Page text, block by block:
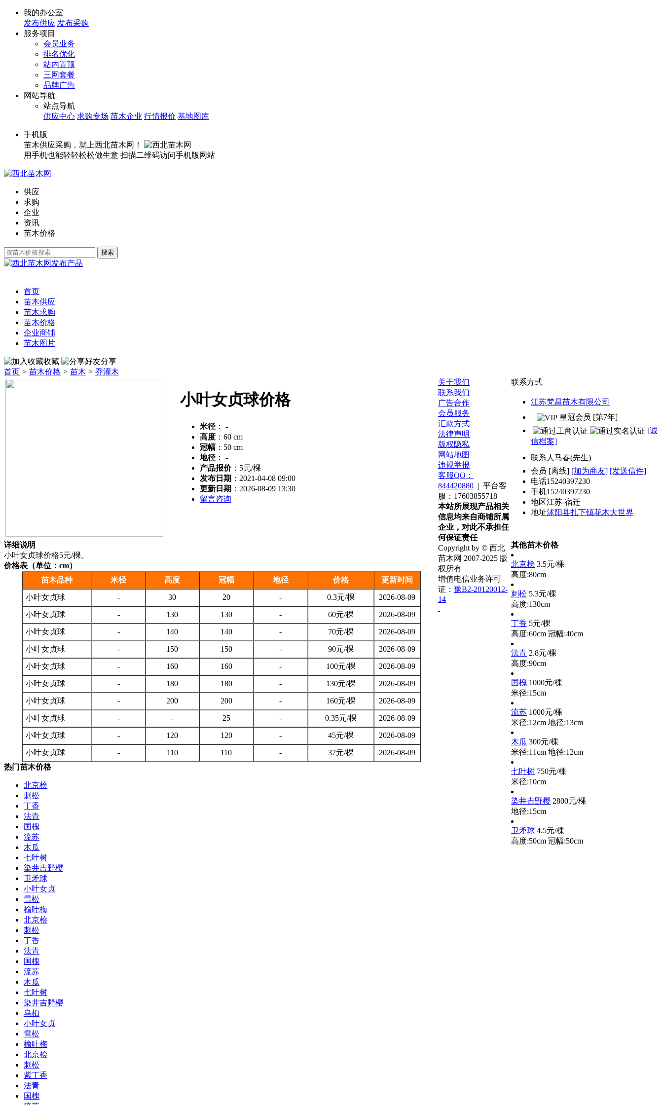
我的办公室
发布供应 发布采购
服务项目
会员业务
排名优化
站内置顶
三网套餐
品牌广告
网站导航
站点导航
供应中心 求购专场 苗木企业 行情报价 基地图库
手机版
苗木供应采购，就上西北苗木网！
用手机也能轻轻松松做生意 扫描二维码访问手机版网站
供应
求购
企业
资讯
苗木价格
发布产品
首页
苗木供应
苗木求购
苗木价格
企业商铺
苗木图片
收藏
分享
首页 > 苗木价格 > 苗木 > 乔灌木
小叶女贞球价格
米径 ：
-
高度 ： 60 cm
冠幅 ： 50 cm
地径 ：
-
产品报价： 5元/棵
发布日期 ：2021-04-08 09:00
更新日期 ：2026-08-09 13:30
留言咨询
联系方式
江苏梵昌苗木有限公司
皇冠会员 [第7年]
[诚
信档案]
联系人 马春(先生)
会员 [离线] [加为商友] [发送信件]
电话15240397230
手机15240397230
地区江苏-宿迁
地址沭阳县扎下镇花木大世界
详细说明
小叶女贞球价格5元/棵。
价格表（单位：cm）
苗木品种
米径 高度 冠幅 地径 价格 更新时间
小叶女贞球 - 30 20 - 0.3元/棵 2026-08-09
小叶女贞球 - 130 130 - 60元/棵 2026-08-09
小叶女贞球 - 140 140 - 70元/棵 2026-08-09
小叶女贞球 - 150 150 - 90元/棵 2026-08-09
小叶女贞球 - 160 160 - 100元/棵 2026-08-09
小叶女贞球 - 180 180 - 130元/棵 2026-08-09
小叶女贞球 - 200 200 - 160元/棵 2026-08-09
小叶女贞球 - - 25 - 0.35元/棵 2026-08-09
小叶女贞球 - 120 120 - 45元/棵 2026-08-09
小叶女贞球 - 110 110 - 37元/棵
2026-08-09
热门苗木价格
北京桧
刺松
丁香
法青
国槐
流苏
木瓜
七叶树
染井吉野樱
卫矛球
小叶女贞
雪松
榆叶梅
北京桧
刺松
丁香
法青
国槐
流苏
木瓜
七叶树
染井吉野樱
乌桕
小叶女贞
雪松
榆叶梅
北京桧
刺松
紫丁香
法青
国槐
其他苗木价格
北京桧 3.5元/棵
高度:80cm
刺松 5.3元/棵
高度:130cm
丁香 5元/棵
高度:60cm 冠幅:40cm
法青 2.8元/棵
高度:90cm
国槐 1000元/棵
米径:15cm
流苏 1000元/棵
米径:12cm 地径:13cm
木瓜 300元/棵
米径:11cm 地径:12cm
七叶树 750元/棵
米径:10cm
染井吉野樱 2800元/棵
地径:15cm
卫矛球 4.5元/棵
高度:50cm 冠幅:50cm
关于我们
联系我们
广告合作
会员服务
汇款方式
法律声明
版权隐私
网站地图
违规举报
客服QQ：
844420880 | 平台客
服：17603855718
本站所展现产品相关
信息均来自商铺所属
企业，对此不承担任
何保证责任
Copyright by © 西北
苗木网 2007-2025 版
权所有
增值电信业务许可
证： 豫B2-20120012-
14